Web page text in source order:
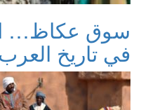
سوق عكاظ…
في تاريخ العرب 1\2